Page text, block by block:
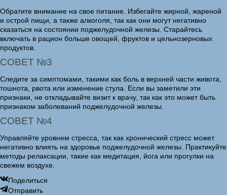
Обратите внимание на свое питание. Избегайте жирной, жареной
и острой пищи, а также алкоголя, так как они могут негативно
сказаться на состоянии поджелудочной железы. Старайтесь
включать в рацион больше овощей, фруктов и цельнозерновых
продуктов.
СОВЕТ №3
Следите за симптомами, такими как боль в верхней части живота,
тошнота, рвота или изменение стула. Если вы заметили эти
признаки, не откладывайте визит к врачу, так как это может быть
признаком заболеваний поджелудочной железы.
СОВЕТ №4
Управляйте уровнем стресса, так как хронический стресс может
негативно влиять на здоровье поджелудочной железы. Практикуйте
методы релаксации, такие как медитация, йога или прогулки на
свежем воздухе.
Поделиться
Отправить